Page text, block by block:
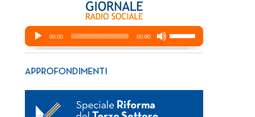
APPROFONDIMENTI
Speciale Riforma